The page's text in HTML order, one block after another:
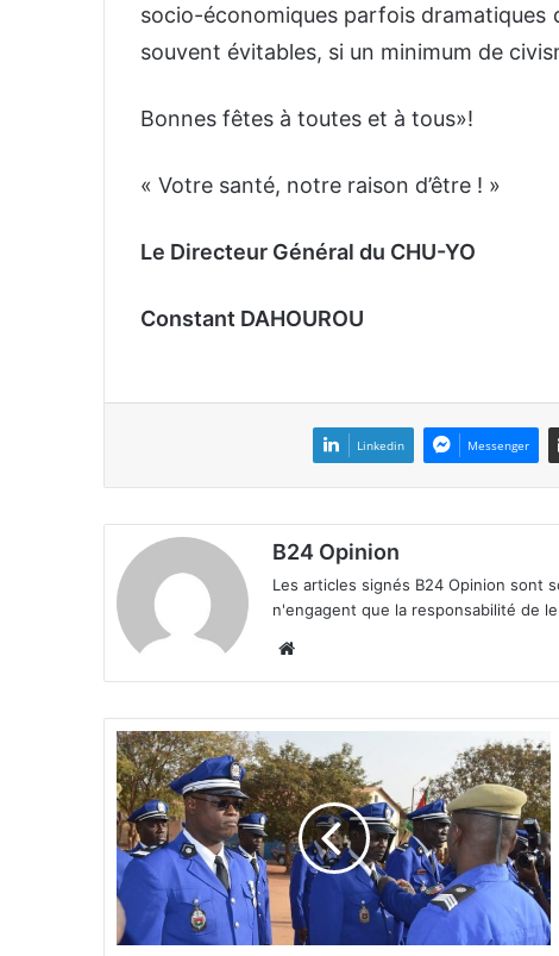
socio-économiques parfois dramatiques
souvent évitables, si un minimum de
Bonnes fêtes à toutes et à tous»!
« Votre santé, notre raison d’être ! »
Le Directeur Général du CHU-YO
Constant DAHOUROU
Linkedin Messenger
B24 Opinion
Les articles signés B24 Opinion sont
n'engagent que la responsabilité de
bsi
B
u
r
k
i
n
a
9